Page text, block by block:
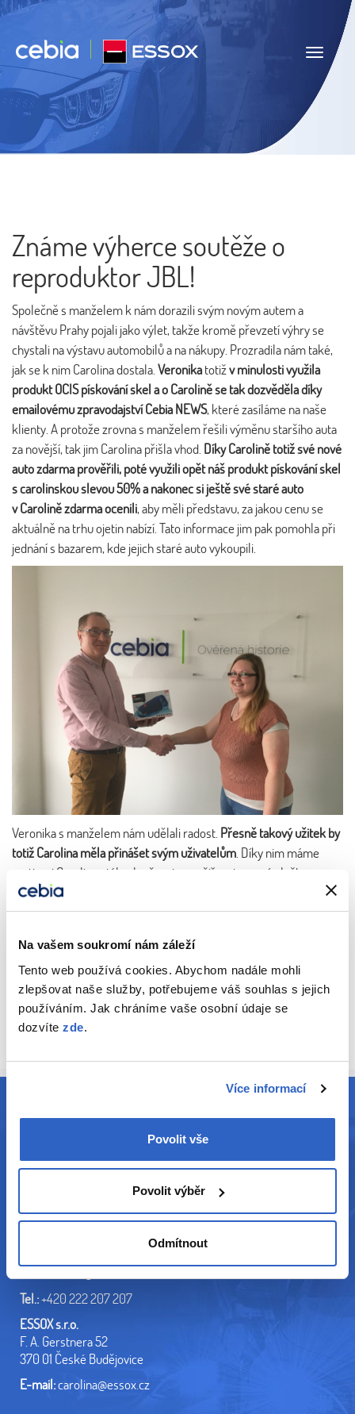
Na vašem soukromí nám záleží
Tento web používá cookies. Abychom nadále mohli
zlepšovat naše služby, potřebujeme váš souhlas s jejich
používáním. Jak chráníme vaše osobní údaje se
dozvíte zde.
Více informací
Povolit vše
Povolit výběr
Odmítnout
Navigace
Známe výherce soutěže o
reproduktor JBL!
Společně s manželem k nám dorazili svým novým autem a
návštěvu Prahy pojali jako výlet, takže kromě převzetí výhry se
chystali na výstavu automobilů a na nákupy. Prozradila nám také,
jak se k nim Carolina dostala.Veronikatotižv minulosti využila
produkt OCIS pískování skel a o Carolině se tak dozvěděla díky
emailovému zpravodajství Cebia NEWS, které zasíláme na naše
klienty. A protože zrovna s manželem řešili výměnu staršího auta
za novější, tak jim Carolina přišla vhod. Díky Carolině totiž své nové
auto zdarma prověřili, poté využili opět náš produkt pískování skel
s carolinskou slevou 50% a nakonec si ještě své staré auto
v Carolině zdarma ocenili, aby měli představu, za jakou cenu se
aktuálně na trhu ojetin nabízí. Tato informace jim pak pomohla při
jednání s bazarem, kde jejich staré auto vykoupili.
Veronika s manželem nám udělali radost. Přesně takový užitek by
totiž Carolina měla přinášet svým uživatelům . Díky nim máme
motivaci Carolinu stále zlepšovat a rozšiřovat o nové služby a
funkcionality.
V Carolině nedávno skončila soutěž o auto na víkend a právě
zdarma.Takže sledujte Palubku Caroliny a soutěžte ! Další
hodnotné ceny už pro vás máme připravené.
Kontakty na provozovatele
Cebia, spol. s r.o.
Tel.:+420 222 207 207
ESSOX s.r.o.
F. A. Gerstnera 52
370 01 České Budějovice
E-mail:carolina@essox.cz